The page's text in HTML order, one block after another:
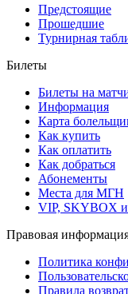
Предстоящие
Прошедшие
Турнирная
Билеты
Билеты на
Информация
Карта
Как купить
Как оплатить
Как добраться
Абонементы
Места для МГН
VIP, SKYBOX
Правовая
Политика
Правила